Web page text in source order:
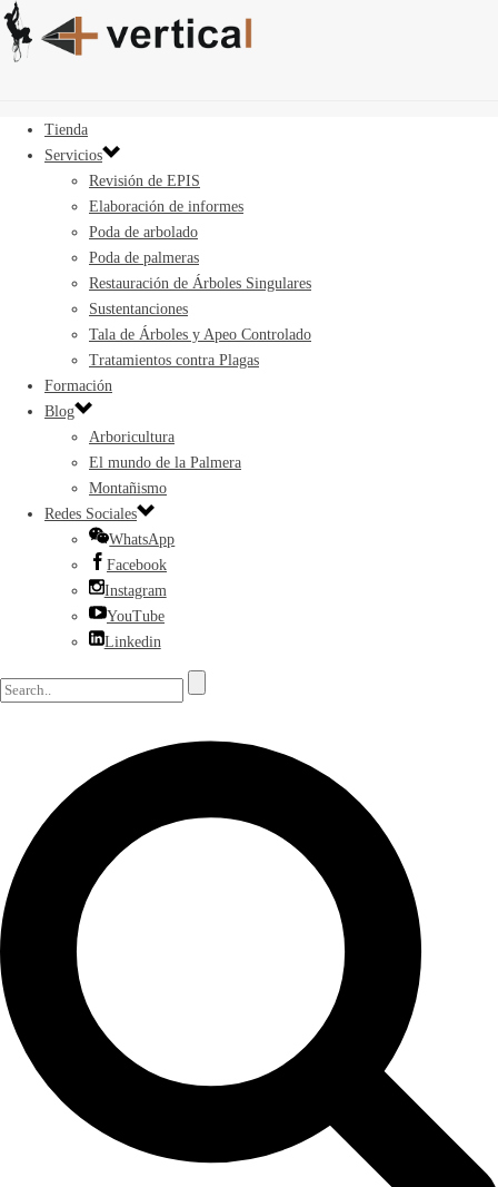
Tienda
Servicios
Revisión de EPIS
Elaboración de informes
Poda de arbolado
Poda de palmeras
Restauración de Árboles Singulares
Sustentanciones
Tala de Árboles y Apeo Controlado
Tratamientos contra Plagas
Formación
Blog
Arboricultura
El mundo de la Palmera
Montañismo
Redes Sociales
WhatsApp
Facebook
Instagram
YouTube
Linkedin